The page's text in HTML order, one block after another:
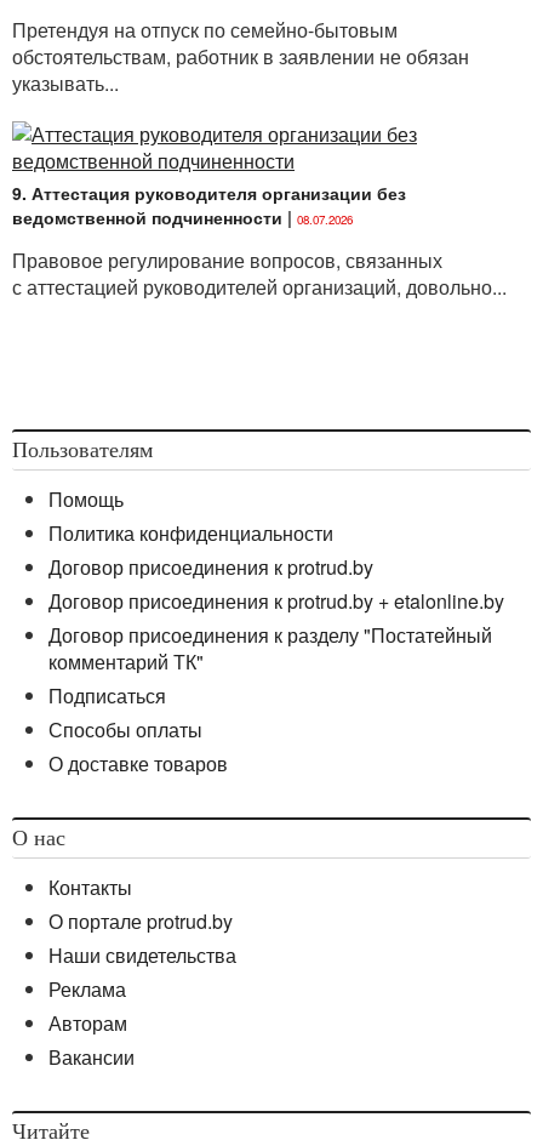
«нет»;
<...>
Претендуя на отпуск по семейно-бытовым
обстоятельствам, работник в заявлении не обязан
указывать...
9. Аттестация руководителя организации без
ведомственной подчиненности | 08.07.2026
Правовое регулирование вопросов, связанных
с аттестацией руководителей организаций, довольно...
Пользователям
Помощь
Политика конфиденциальности
Договор присоединения к protrud.by
Договор присоединения к protrud.by + etalonline.by
Договор присоединения к разделу "Постатейный
комментарий ТК"
Подписаться
Способы оплаты
О доставке товаров
О нас
Контакты
О портале protrud.by
Наши свидетельства
Реклама
Авторам
Вакансии
Читайте